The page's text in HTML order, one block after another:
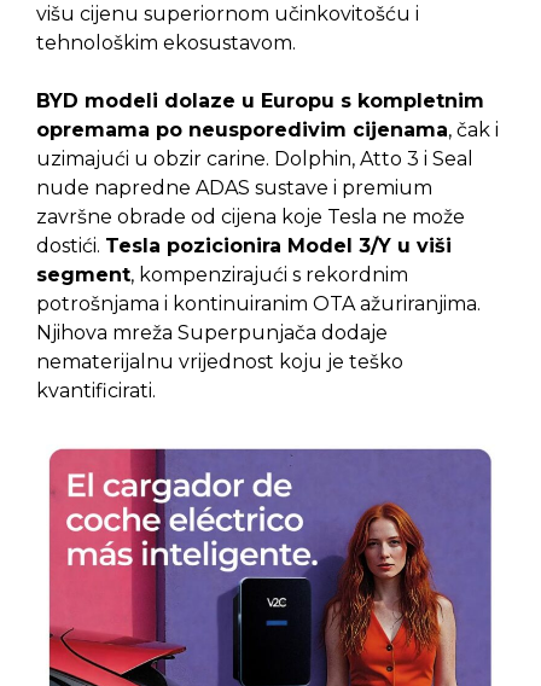
višu cijenu superiornom učinkovitošću i
tehnološkim ekosustavom.
BYD modeli dolaze u Europu s kompletnim
opremama po neusporedivim cijenama, čak i
uzimajući u obzir carine. Dolphin, Atto 3 i Seal
nude napredne ADAS sustave i premium
završne obrade od cijena koje Tesla ne može
dostići. Tesla pozicionira Model 3/Y u viši
segment, kompenzirajući s rekordnim
potrošnjama i kontinuiranim OTA ažuriranjima.
Njihova mreža Superpunjača dodaje
nematerijalnu vrijednost koju je teško
kvantificirati.